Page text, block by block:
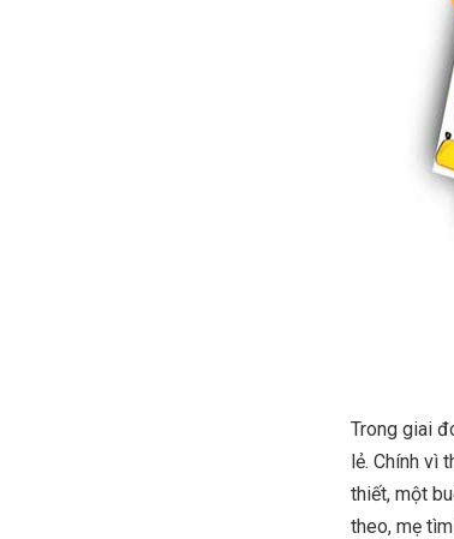
Trong giai
lẻ. Chính vì
thiết, một
theo, mẹ